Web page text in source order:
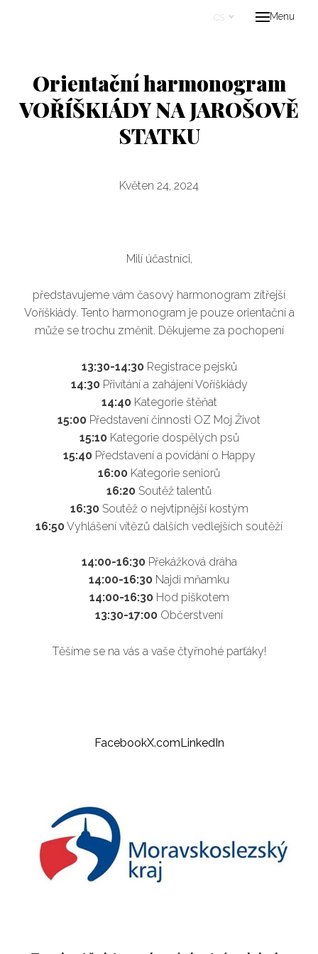
Menu
cs
cs
Orientační harmonogram
VOŘÍŠKIÁDY NA JAROŠOVĚ
STATKU
Květen 24, 2024
Milí účastníci,
představujeme vám časový harmonogram zítřejší
Voříškiády. Tento harmonogram je pouze orientační a
může se trochu změnit. Děkujeme za pochopení
13:30-14:30Registrace pejsků
14:30Přivítání a zahájení Voříškiády
14:40Kategorie štěňat
15:00 Představení činnosti OZ Moj Život
15:10Kategorie dospělých psů
15:40 Představení a povídání o Happy
16:00 Kategorie seniorů
16:20 Soutěž talentů
16:30Soutěž o nejvtipnější kostým
16:50Vyhlášení vítězů dalších vedlejších soutěží
14:00-16:30 Překážková dráha
14:00-16:30 Najdi mňamku
14:00-16:30Hod piškotem
13:30-17:00 Občerstvení
Těšíme se na vás a vaše čtyřnohé parťáky!
FacebookX.comLinkedIn